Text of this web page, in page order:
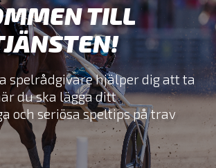
TILL
spelrådgivare hjälper dig att ta
du ska lägga ditt
och seriösa speltips på trav